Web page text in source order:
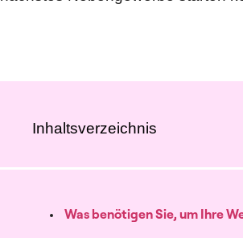
Inhaltsverzeichnis
Was benötigen Sie, um Ihre